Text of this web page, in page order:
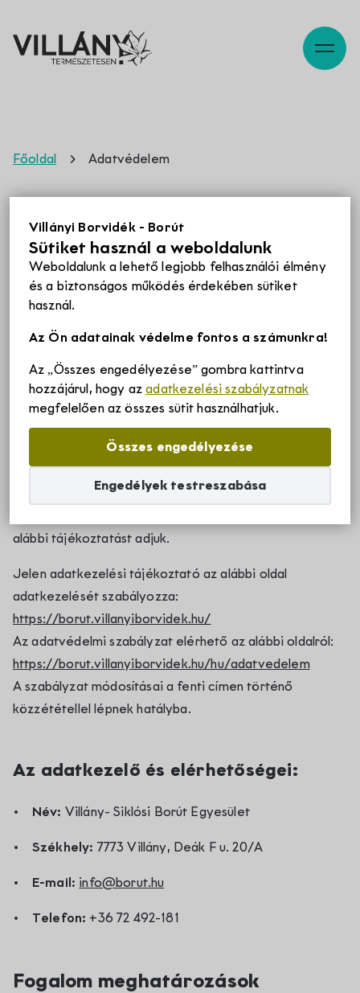
Villányi Borvidék - Borút
Sütiket használ a weboldalunk
Weboldalunk a lehető legjobb felhasználói élmény
és a biztonságos működés érdekében sütiket
használ.
Az Ön adatainak védelme fontos a számunkra!
Az „Összes engedélyezése” gombra kattintva
hozzájárul, hogy azadatkezelési szabályzatnak
megfelelően az összes sütit használhatjuk.
Összes engedélyezése
Engedélyek testreszabása
Főoldal Adatvédelem
Adatvédelem
Bevezetés
Villány- Siklósi Borút Egyesület
18304426-1-02, székhely: 7773, Villány, Deák F u. 20/A),
(a továbbiakban: Szolgáltató, adatkezelő) alá veti
magát a következő szabályzatnak: A természetes
személyeknek a személyes adatok kezelése
tekintetében történő védelméről és az ilyen adatok
szabad áramlásáról, valamint a 95/46/EK rendelet
hatályon kívül helyezéséről (általános adatvédelmi
rendelet) AZ EURÓPAI PARLAMENT ÉS A TANÁCS
alábbi tájékoztatást adjuk.
Jelen adatkezelési tájékoztató az alábbi oldal
adatkezelését szabályozza:
https://borut.villanyiborvidek.hu/
Az adatvédelmi szabályzat elérhető az alábbi oldalról:
https://borut.villanyiborvidek.hu/hu/adatvedelem
A szabályzat módosításai a fenti címen történő
közzététellel lépnek hatályba.
Az adatkezelő és elérhetőségei:
Név: Villány- Siklósi Borút Egyesület
Székhely: 7773 Villány, Deák F u. 20/A
E-mail: info@borut.hu
Telefon: +36 72 492-181
Fogalom meghatározások
Pincék
Programok
Éttermek
Szállások
Borvidékről
Villányi eredetvédelem
Villányi Borvidék helyi termék védjegy
Villányi Borvidék filozófiája
Rólunk
Villány-Siklósi Borút Egyesület
Hírek
Pályázatok
Kapcsolat